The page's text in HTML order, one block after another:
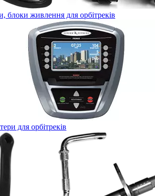
блоки живлення для орбітреків
для орбітреків